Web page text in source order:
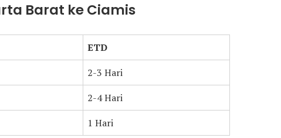
Barat ke Ciamis
ETD
2-3 Hari
2-4 Hari
1 Hari